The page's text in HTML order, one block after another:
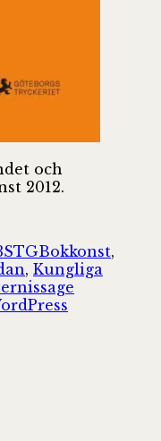
och
2012.
Författare
STGKategorier
Bokkonst,
, Kungliga